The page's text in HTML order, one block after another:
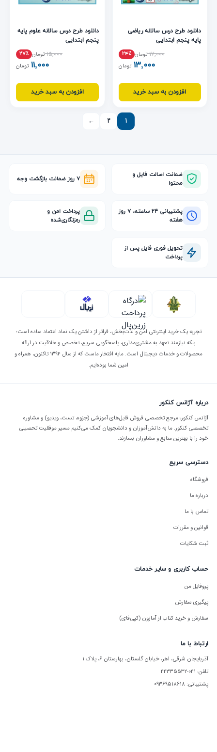
دانلود طرح درس سالانه ریاضی
پایه پنجم ابتدایی
۱۷,۰۰۰ تومان ۲۴٪
۱۳,۰۰۰ تومان
افزودن به سبد خرید
دانلود طرح درس سالانه علوم پایه
پنجم ابتدایی
۱۵,۰۰۰ تومان ۲۷٪
۱۱,۰۰۰ تومان
افزودن به سبد خرید
۱ ۲ ←
ضمانت اصالت فایل و
محتوا
۷ روز ضمانت بازگشت وجه
پشتیبانی ۲۴ ساعته، ۷ روز
هفته
پرداخت امن و
رمزنگاری‌شده
تحویل فوری فایل پس از
پرداخت
تجربه یک خرید اینترنتی امن و لذت‌بخش، فراتر از داشتن یک نماد اعتماد ساده است؛
بلکه نیازمند تعهد به مشتری‌مداری، پاسخگویی سریع، تخصص و خلاقیت در ارائه
محصولات و خدمات دیجیتال است. مایه افتخار ماست که از سال ۱۳۹۴ تاکنون، همراه و
امین شما بوده‌ایم.
درباره آژانس کنکور
آژانس کنکور؛ مرجع تخصصی فروش فایل‌های آموزشی (جزوه، تست، ویدیو) و مشاوره
تخصصی کنکور. ما به دانش‌آموزان و دانشجویان کمک می‌کنیم مسیر موفقیت تحصیلی
خود را با بهترین منابع و مشاوران بسازند.
دسترسی سریع
فروشگاه
درباره ما
تماس با ما
قوانین و مقررات
ثبت شکایات
حساب کاربری و سایر خدمات
پروفایل من
پیگیری سفارش
سفارش و خرید کتاب از آمازون (کپی‌فای)
ارتباط با ما
آذربایجان شرقی، اهر، خیابان گلستان، بهارستان ۶، پلاک ۱
تلفن: ۰۴۱-۴۴۳۳۵۵۳۲
پشتیبانی: ۰۹۳۶۹۵۱۸۶۱۸